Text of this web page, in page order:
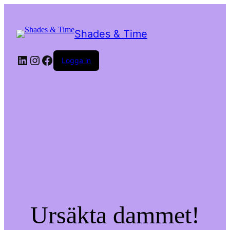
Shades & Time
LinkedIn
Instagram
Facebook
Logga in
Ursäkta dammet!